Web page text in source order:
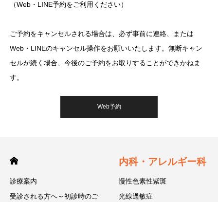
（Web・LINE予約をご利用ください）
ご予約をキャンセルされる場合は、必ず事前に連絡、または
Web・LINEのキャンセル操作をお願いいたします。無断キャン
セルが続く場合、今後のご予約をお取りすることができかねま
す。
Web予約
診療案内
受診される方へ～初診時のご
内科・アレルギー科
慢性色素性紫斑
光線過敏症